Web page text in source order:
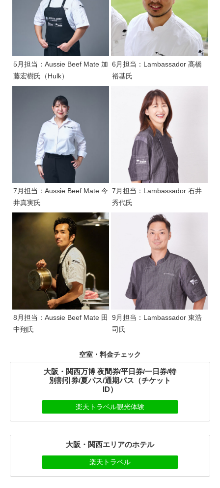
5月担当：Aussie Beef Mate 加
藤宏樹氏（Hulk）
6月担当：Lambassador 髙橋
裕基氏
7月担当：Aussie Beef Mate 今
井真実氏
7月担当：Lambassador 石井
秀代氏
8月担当：Aussie Beef Mate 田
中翔氏
9月担当：Lambassador 東浩
司氏
空室・料金チェック
大阪・関西万博 夜間券/平日券/一日券/特
別割引券/夏パス/通期パス（チケット
ID）
楽天トラベル観光体験
大阪・関西エリアのホテル
楽天トラベル